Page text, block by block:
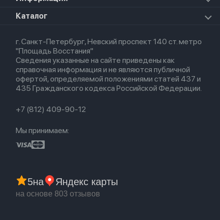
Apple Watch SE 2022
Airpods 3
Airpods (1-е)
EarPods
HomePod 2
Для Macbook
О магазине
Политика конфиденциальности
Оплата и доставка
Партнерская программа
Гарантия
Обмен и возврат
Бонусы
Каталог
Новые поступления
Популярное
Акции
г. Санкт-Петербург, Невский проспект 140 ст. метро
"Площадь Восстания"
Сведения указанные на сайте приведены как
справочная информация и не являются публичной
офертой, определяемой положениями статей 437 и
435 Гражданского кодекса Российской Федерации.
+7 (812) 409-90-12
Мы принимаем:
5на Яндекс карты
на основе 803 отзывов